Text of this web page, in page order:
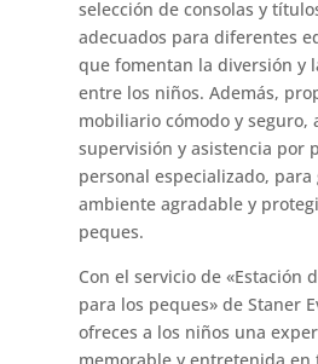
selección de consolas y
adecuados para diferentes
que fomentan la diversión y
entre los niños. Además,
mobiliario cómodo y seguro,
supervisión y asistencia por
personal especializado,
ambiente agradable y
peques.
Con el servicio de «Estación
para los peques» de Staner
ofreces a los niños una